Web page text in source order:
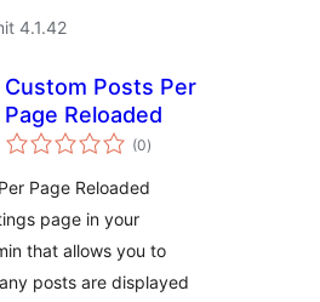
4.1.42
Custom Posts Per
Page Reloaded
(0Bewertungen
insgesamt
)
Page Reloaded
page in your
that allows you to
posts are displayed